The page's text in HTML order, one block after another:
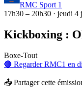
RMC Sport 1
17h30 – 20h30 · jeudi 4
Kickboxing :
Boxe-Tout
🔴 RegarderRMC1 en
📤 Partager cette